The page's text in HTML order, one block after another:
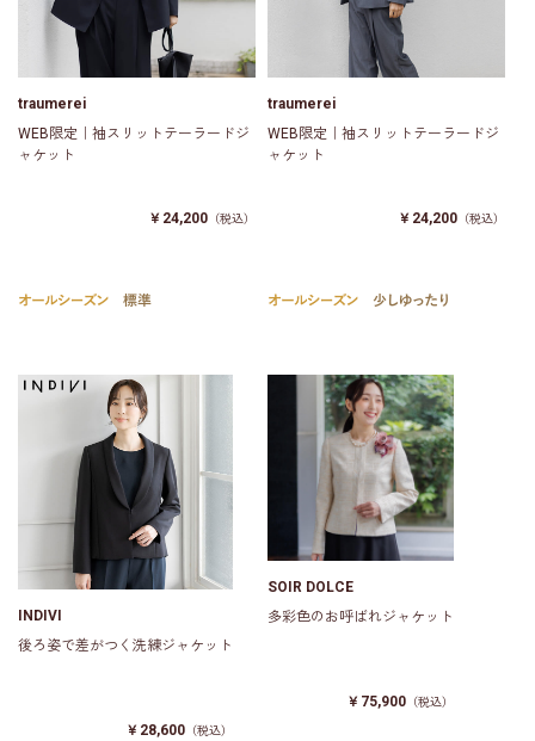
traumerei
WEB限定｜袖スリットテーラードジ
ャケット
￥24,200 （税込）
traumerei
WEB限定｜袖スリットテーラードジ
ャケット
￥24,200 （税込）
INDIVI
後ろ姿で差がつく洗練ジャケット
￥28,600 （税込）
SOIR DOLCE
多彩色のお呼ばれジャケット
￥75,900 （税込）